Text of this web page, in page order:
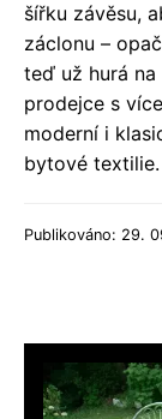
šířku závěsu,
záclonu –
teď už hurá na
prodejce s
moderní i
bytové textilie.
Publikováno: 29.